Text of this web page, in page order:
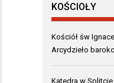
KOŚCIOŁY
Kościół św
Arcydzieło
Katedra w